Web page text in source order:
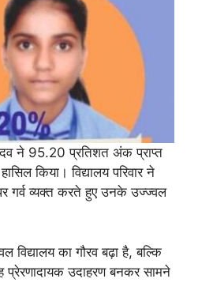
ने 95.20 प्रतिशत अंक प्राप्त
किया। विद्यालय परिवार ने
गर्व व्यक्त करते हुए उनके उज्ज्वल
विद्यालय का गौरव बढ़ा है, बल्कि
प्रेरणादायक उदाहरण बनकर सामने